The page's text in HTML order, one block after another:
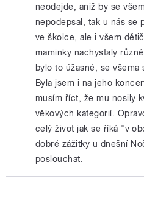
neodejde, aniž by se
nepodepsal, tak u nás se
ve školce, ale i všem
maminky nachystaly
bylo to úžasné, se všema
Byla jsem i na jeho
musím říct, že mu nosily
věkových kategorií.
celý život jak se říká "v
dobré zážitky u dnešní
poslouchat.